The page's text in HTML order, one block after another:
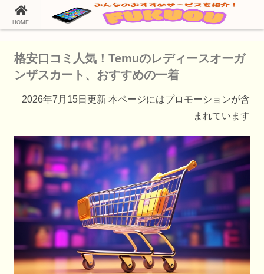
ホーム Temu（テム）の通販情報
格安口コミ人気！Temuのレディースオーガ
ンザスカート、おすすめの一着
2026年7月15日更新 本ページにはプロモーションが含
まれています
HOME